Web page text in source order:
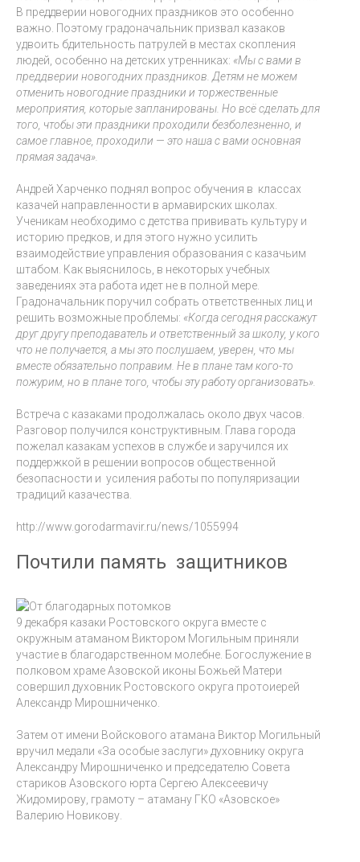
В преддверии новогодних праздников это особенно
важно. Поэтому градоначальник призвал казаков
удвоить бдительность патрулей в местах скопления
людей, особенно на детских утренниках: «Мы с вами в
преддверии новогодних праздников. Детям не можем
отменить новогодние праздники и торжественные
мероприятия, которые запланированы. Но всё сделать для
того, чтобы эти праздники проходили безболезненно, и
самое главное, проходили — это наша с вами основная
прямая задача».
Андрей Харченко поднял вопрос обучения в классах
казачей направленности в армавирских школах.
Ученикам необходимо с детства прививать культуру и
историю предков, и для этого нужно усилить
взаимодействие управления образования с казачьим
штабом. Как выяснилось, в некоторых учебных
заведениях эта работа идет не в полной мере.
Градоначальник поручил собрать ответственных лиц и
решить возможные проблемы: «Когда сегодня расскажут
друг другу преподаватель и ответственный за школу, у кого
что не получается, а мы это послушаем, уверен, что мы
вместе обязательно поправим. Не в плане там кого-то
пожурим, но в плане того, чтобы эту работу организовать».
Встреча с казаками продолжалась около двух часов.
Разговор получился конструктивным. Глава города
пожелал казакам успехов в службе и заручился их
поддержкой в решении вопросов общественной
безопасности и усиления работы по популяризации
традиций казачества.
http://www.gorodarmavir.ru/news/1055994
Почтили память защитников
9 декабря казаки Ростовского округа вместе с
окружным атаманом Виктором Могильным приняли
участие в благодарственном молебне. Богослужение в
полковом храме Азовской иконы Божьей Матери
совершил духовник Ростовского округа протоиерей
Александр Мирошниченко.
Затем от имени Войскового атамана Виктор Могильный
вручил медали «За особые заслуги» духовнику округа
Александру Мирошниченко и председателю Совета
стариков Азовского юрта Сергею Алексеевичу
Жидомирову, грамоту – атаману ГКО «Азовское»
Валерию Новикову.